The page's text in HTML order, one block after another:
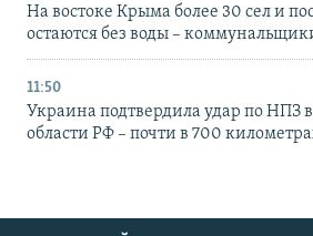
На востоке Крыма более 30 сел и
остаются без воды –
11:50
Украина подтвердила удар по НПЗ
области РФ – почти в 700